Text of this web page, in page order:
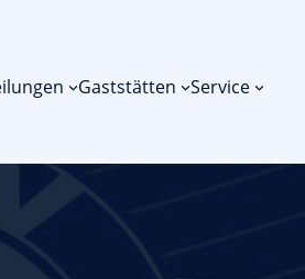
Gaststätten Service